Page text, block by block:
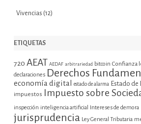
Vivencias (12)
ETIQUETAS
720 AEAT AEDAF arbitrariedad bitcoin Confianza
declaraciones Derechos
economía digital estado de alarma Estado de
impuestos Impuesto sobre
inspección inteligencia artificial Intereses de demora
jurisprudencia Ley General Tributaria